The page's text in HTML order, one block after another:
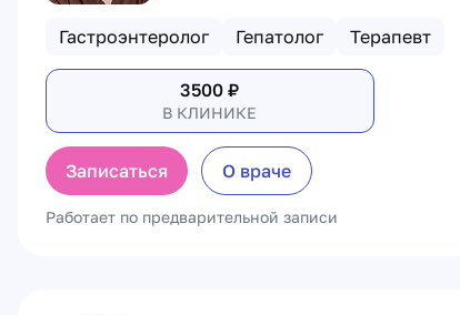
Гастроэнтеролог Гепатолог Терапевт
3500 ₽
В КЛИНИКЕ
Записаться О враче
Работает по предварительной записи